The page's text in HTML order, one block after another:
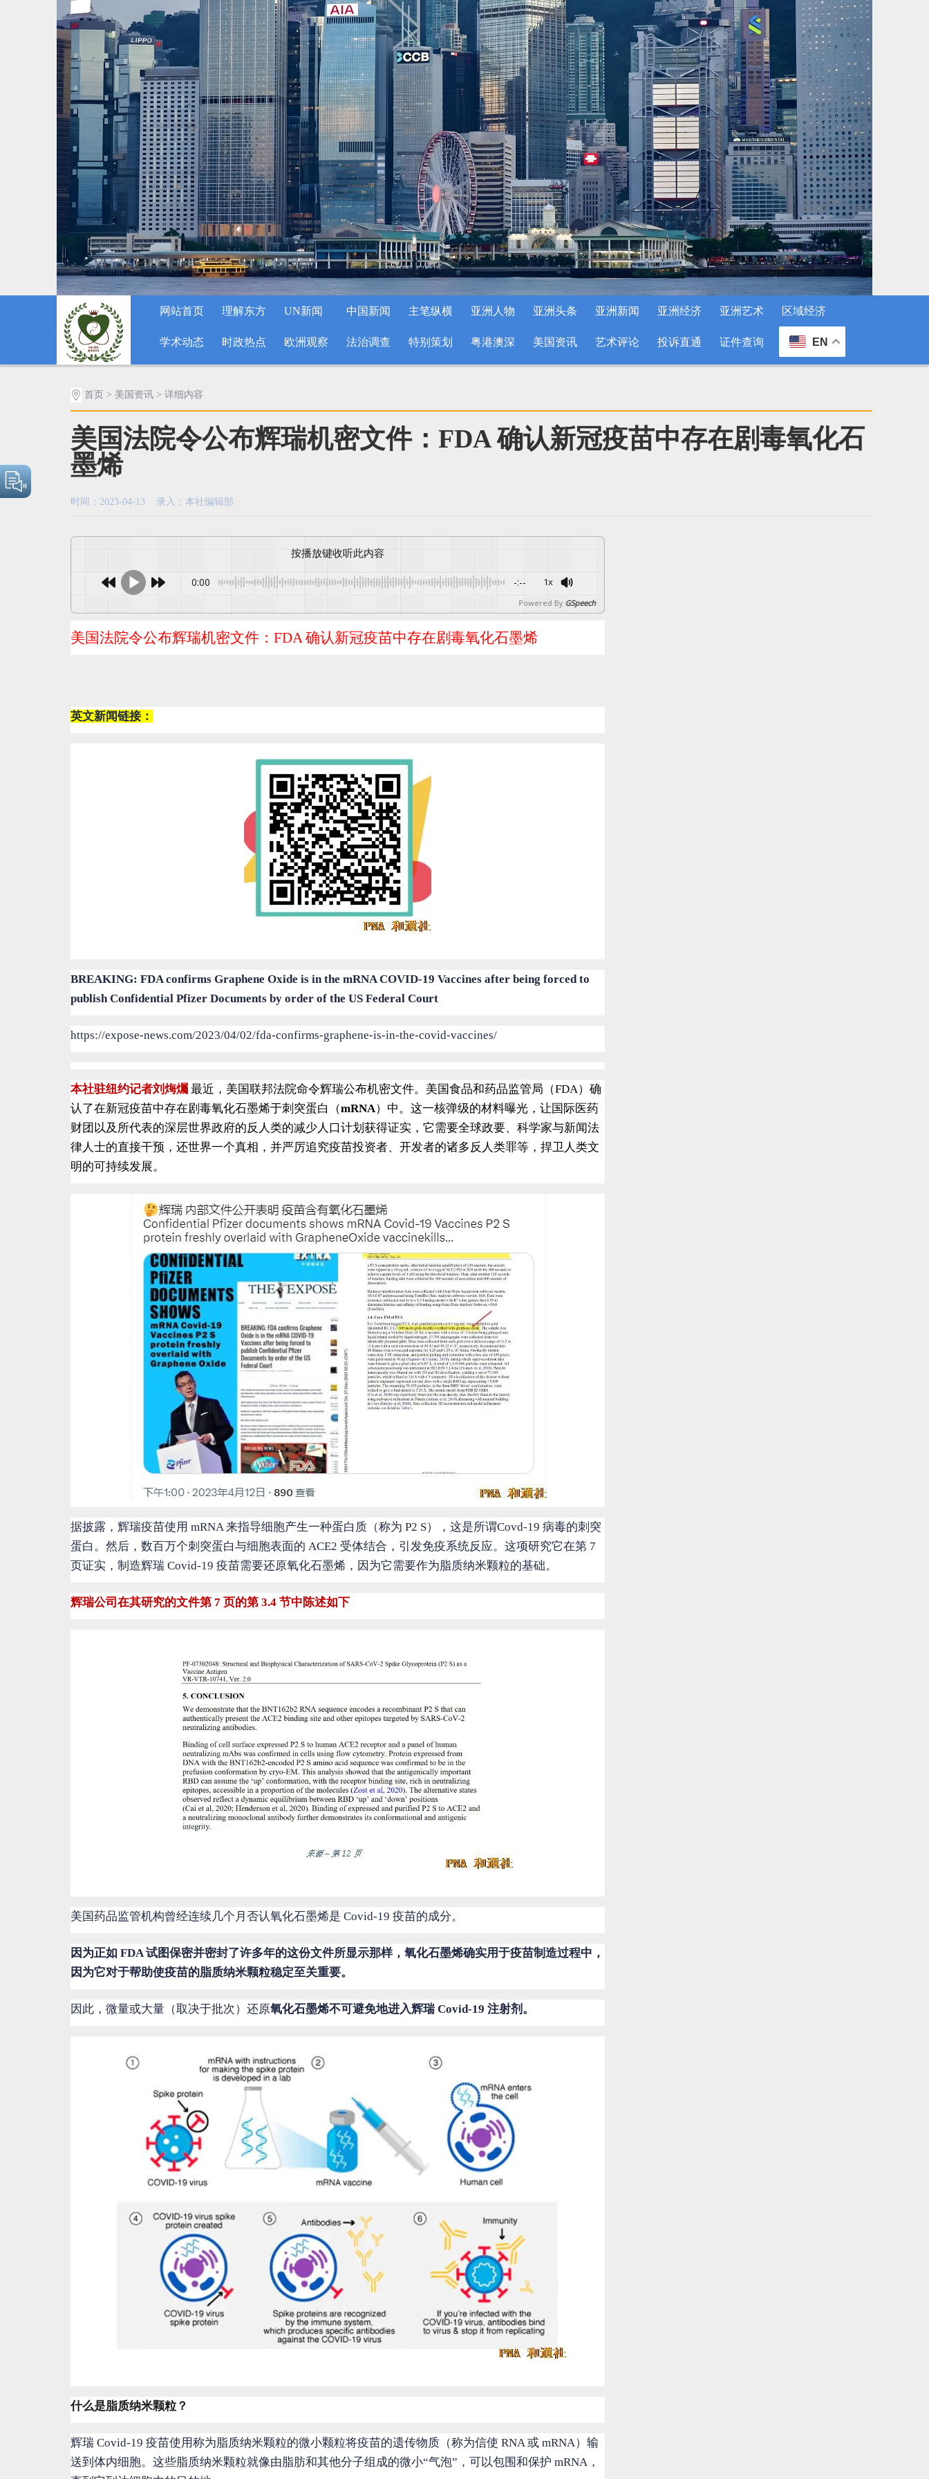
网站首页 理解东方 UN新闻 中国新闻 主笔纵横 亚洲人物 亚洲头条 亚洲新闻 亚洲经济 亚洲艺术 区域经济
学术动态 时政热点 欧洲观察 法治调查 特别策划 粤港澳深 美国资讯 艺术评论 投诉直通 证件查询 EN
首页 > 美国资讯 > 详细内容
美国法院令公布辉瑞机密文件：FDA 确认新冠疫苗中存在剧毒氧化石
墨烯
时间：2023-04-13 录入：本社编辑部
按播放键收听此内容
0:00 -:-- 1x
Powered By GSpeech
美国法院令公布辉瑞机密文件：FDA 确认新冠疫苗中存在剧毒氧化石墨烯
英文新闻链接：
BREAKING: FDA confirms Graphene Oxide is in the mRNA COVID-19 Vaccines after being forced to
publish Confidential Pfizer Documents by order of the US Federal Court
https://expose-news.com/2023/04/02/fda-confirms-graphene-is-in-the-covid-vaccines/
本社驻纽约记者刘烸爥 最近，美国联邦法院命令辉瑞公布机密文件。美国食品和药品监管局（FDA）确
认了在新冠疫苗中存在剧毒氧化石墨烯于刺突蛋白（mRNA）中。这一核弹级的材料曝光，让国际医药
财团以及所代表的深层世界政府的反人类的减少人口计划获得证实，它需要全球政要、科学家与新闻法
律人士的直接干预，还世界一个真相，并严厉追究疫苗投资者、开发者的诸多反人类罪等，捍卫人类文
明的可持续发展。
据披露，辉瑞疫苗使用 mRNA 来指导细胞产生一种蛋白质（称为 P2 S），这是所谓Covd-19 病毒的刺突
蛋白。然后，数百万个刺突蛋白与细胞表面的 ACE2 受体结合，引发免疫系统反应。这项研究它在第 7
页证实，制造辉瑞 Covid-19 疫苗需要还原氧化石墨烯，因为它需要作为脂质纳米颗粒的基础。
辉瑞公司在其研究的文件第 7 页的第 3.4 节中陈述如下
美国药品监管机构曾经连续几个月否认氧化石墨烯是 Covid-19 疫苗的成分。
因为正如 FDA 试图保密并密封了许多年的这份文件所显示那样，氧化石墨烯确实用于疫苗制造过程中，
因为它对于帮助使疫苗的脂质纳米颗粒稳定至关重要。
因此，微量或大量（取决于批次）还原氧化石墨烯不可避免地进入辉瑞 Covid-19 注射剂。
什么是脂质纳米颗粒？
辉瑞 Covid-19 疫苗使用称为脂质纳米颗粒的微小颗粒将疫苗的遗传物质（称为信使 RNA 或 mRNA）输
送到体内细胞。这些脂质纳米颗粒就像由脂肪和其他分子组成的微小“气泡”，可以包围和保护 mRNA，